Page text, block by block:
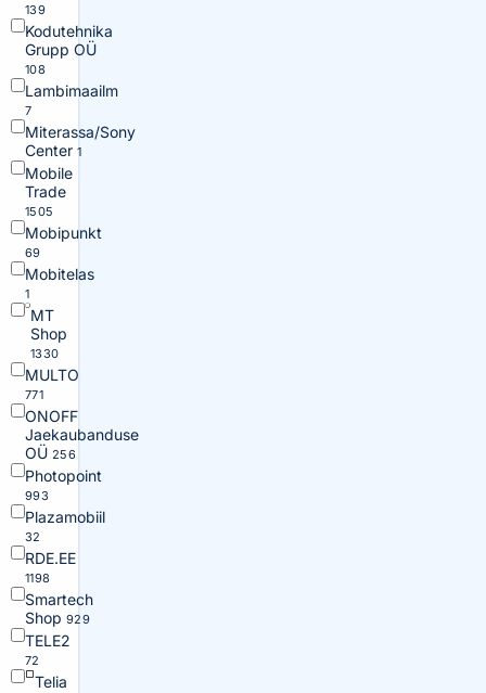
139
Kodutehnika
Grupp OÜ
108
Lambimaailm
7
Miterassa/Sony
Center 1
Mobile
Trade
1505
Mobipunkt
69
Mobitelas
1
MT
Shop
1330
MULTO
771
ONOFF
Jaekaubanduse
OÜ 256
Photopoint
993
Plazamobiil
32
RDE.EE
1198
Smartech
Shop 929
TELE2
72
Telia